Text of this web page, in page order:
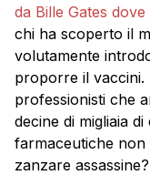
da Bille Gates
chi ha scoperto il
volutamente
proporre il vaccini.
professionisti che
decine di migliaia
farmaceutiche
zanzare